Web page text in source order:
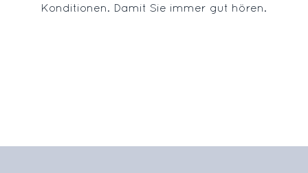
Konditionen. Damit Sie immer gut hören.